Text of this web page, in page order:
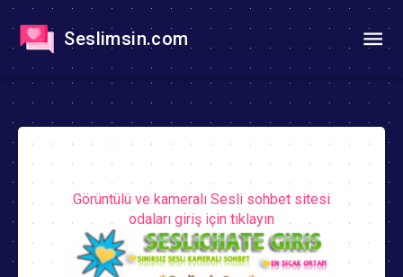
Seslimsin.com
Görüntülü ve kameralı Sesli sohbet sitesi
odaları giriş için tıklayın